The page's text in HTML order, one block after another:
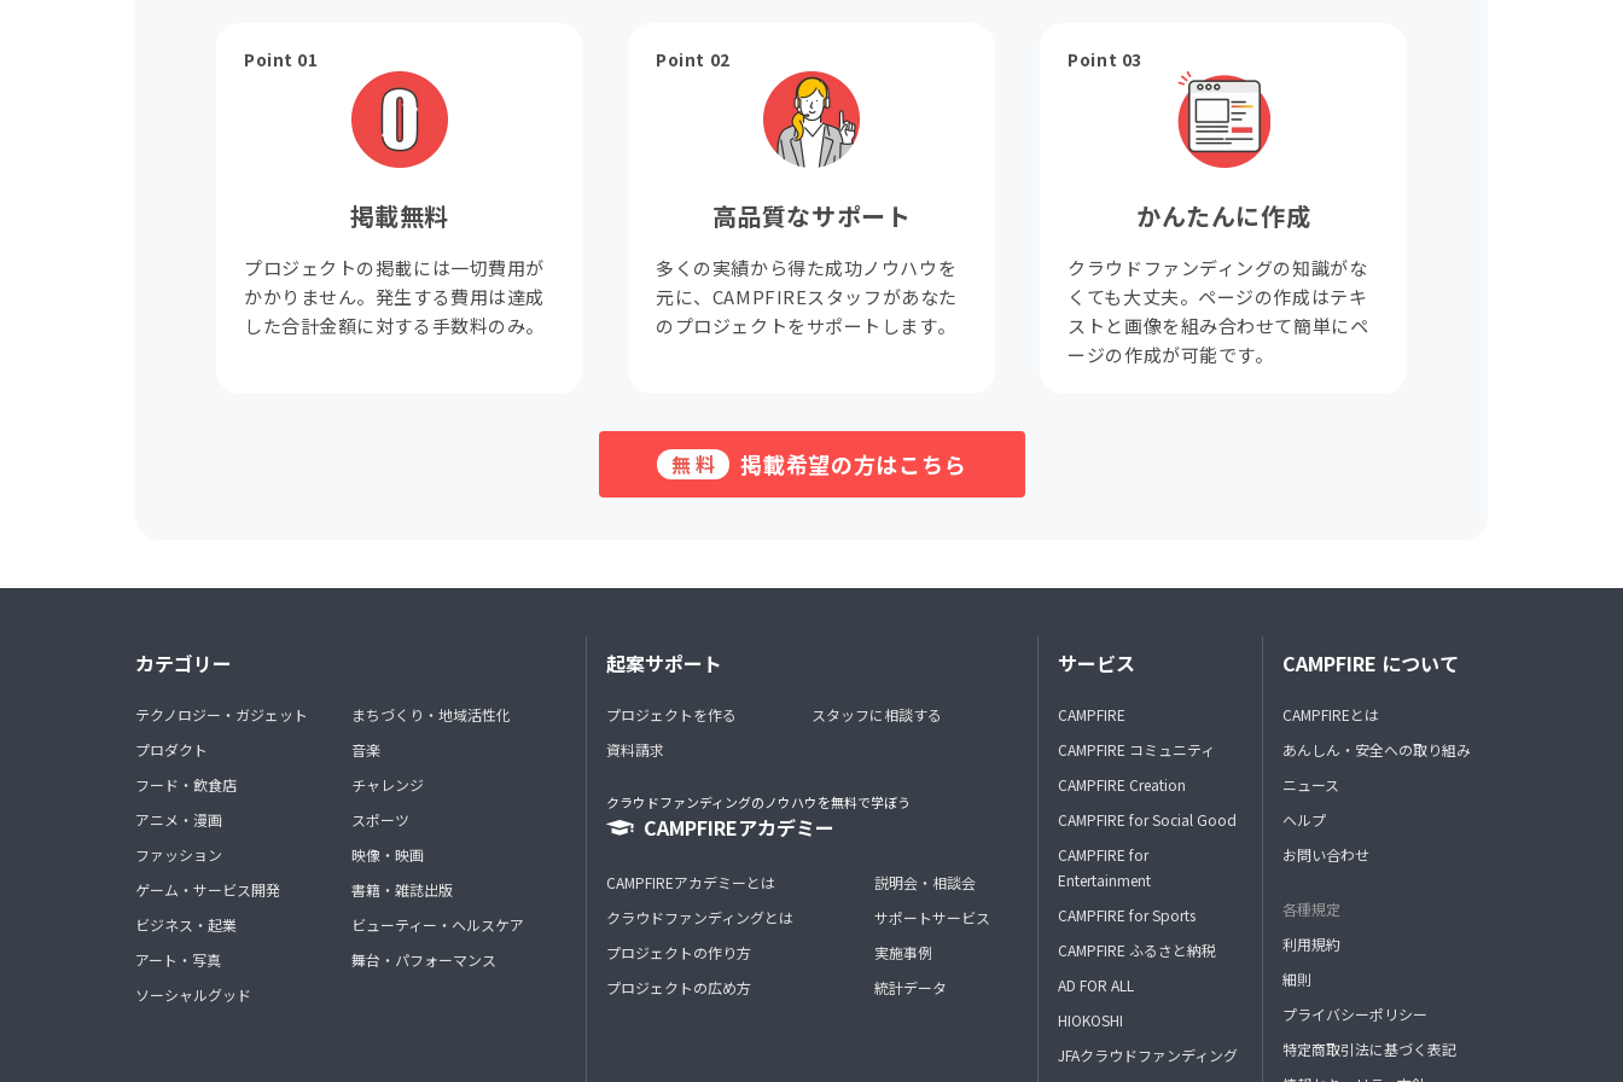
Point 01
掲載無料
プロジェクトの掲載には一切費用が
かかりません。発生する費用は達成
した合計金額に対する手数料のみ。
Point 02
高品質なサポート
多くの実績から得た成功ノウハウを
元に、CAMPFIREスタッフがあなた
のプロジェクトをサポートします。
Point 03
かんたんに作成
クラウドファンディングの知識がな
くても大丈夫。ページの作成はテキ
ストと画像を組み合わせて簡単にペ
ージの作成が可能です。
無料 掲載希望の方はこちら
カテゴリー
テクノロジー・ガジェット
プロダクト
フード・飲食店
アニメ・漫画
ファッション
ゲーム・サービス開発
ビジネス・起業
アート・写真
ソーシャルグッド
まちづくり・地域活性化
音楽
チャレンジ
スポーツ
映像・映画
書籍・雑誌出版
ビューティー・ヘルスケア
舞台・パフォーマンス
起案サポート
プロジェクトを作る
資料請求
スタッフに相談する
クラウドファンディングのノウハウを無料で学ぼう
CAMPFIREアカデミー
CAMPFIREアカデミーとは
クラウドファンディングとは
プロジェクトの作り方
プロジェクトの広め方
説明会・相談会
サポートサービス
実施事例
統計データ
サービス
CAMPFIRE
CAMPFIRE コミュニティ
CAMPFIRE Creation
CAMPFIRE for Social Good
CAMPFIRE for
Entertainment
CAMPFIRE for Sports
CAMPFIRE ふるさと納税
AD FOR ALL
HIOKOSHI
JFAクラウドファンディング
CAMPFIRE について
CAMPFIREとは
あんしん・安全への取り組み
ニュース
ヘルプ
お問い合わせ
各種規定
利用規約
細則
プライバシーポリシー
特定商取引法に基づく表記